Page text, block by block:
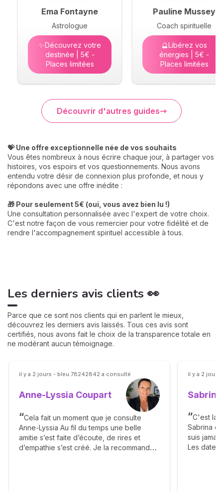
Ema Fontayne
Astrologue
✨Découvrez votre
destinée | 5€ -
Places limitées
Pauline Mussey
Coach spirituelle
🔮Libérez vos
énergies | 5€ -
Places limitées
Découvrir d'autres guides
💝 Une offre exceptionnelle née de vos souhaits
Vous êtes nombreux à nous écrire chaque jour, à partager vos
histoires, vos espoirs et vos questionnements. Nous avons
entendu votre désir de connexion plus profonde, et nous y
répondons avec une offre inédite :
🎁 Pour seulement 5€ (oui, vous avez bien lu !)
Une consultation personnalisée avec l'expert de votre choix.
C'est notre façon de vous remercier pour votre fidélité et de
rendre l'accompagnement spirituel accessible à tous.
Les derniers avis clients 👀
Parce que ce sont nos clients qui en parlent le mieux,
découvrez les derniers avis laissés. Tous ces avis sont
certifiés, nous avons fait le choix de la transparence totale en
ne modérant aucun témoignage.
il y a 2 jours - bleu.78242842 a consulté
Anne-Lyssia Coupart
Cela fait un moment que je consulte
Anne-Lyssia Au fil du temps une belle
amitie s’est faite d’écoute, de rires et
d’empathie s’est créé. Je la recommande
il y a 2 jours
C'est la
Sabrina
suis
Les